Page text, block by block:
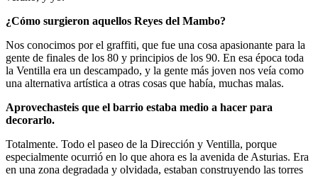
¿Cómo surgieron aquellos Reyes del Mambo?
Nos conocimos por el graffiti, que fue una cosa apasionante para la
gente de finales de los 80 y principios de los 90. En esa época toda
la Ventilla era un descampado, y la gente más joven nos veía como
una alternativa artística a otras cosas que había, muchas malas.
Aprovechasteis que el barrio estaba medio a hacer para
decorarlo.
Totalmente. Todo el paseo de la Dirección y Ventilla, porque
especialmente ocurrió en lo que ahora es la avenida de Asturias. Era
en una zona degradada y olvidada, estaban construyendo las torres